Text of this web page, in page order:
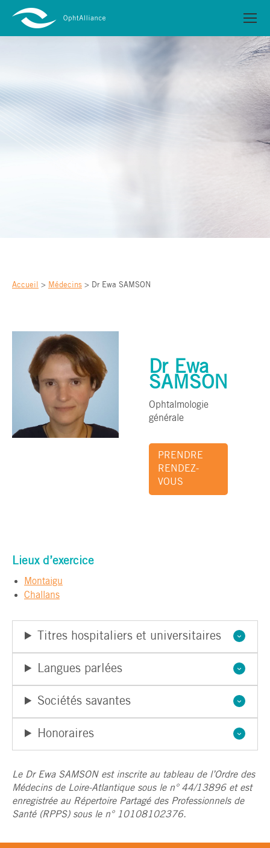
Accueil > Médecins > Dr Ewa SAMSON
Dr Ewa
SAMSON
Ophtalmologie
générale
PRENDRE
RENDEZ-
VOUS
Lieux d’exercice
Montaigu
Challans
Titres hospitaliers et universitaires
Langues parlées
Sociétés savantes
Honoraires
Le Dr Ewa SAMSON est inscrite au tableau de l’Ordre des
Médecins de Loire-Atlantique sous le n° 44/13896 et est
enregistrée au Répertoire Partagé des Professionnels de
Santé (RPPS) sous le n° 10108102376.